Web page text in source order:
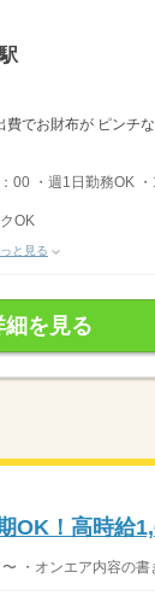
費でお財布が ピンチ
00 ・週1日勤務OK
OK
と見る
細を見る
OK！高時給
・オンエア内容の書